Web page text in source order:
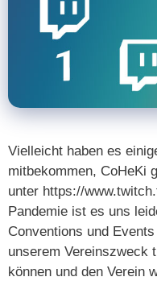
Vielleicht haben es
mitbekommen, CoHeKi
unter https://
Pandemie ist es uns
Conventions und
unserem Vereinszweck
können und den Verein